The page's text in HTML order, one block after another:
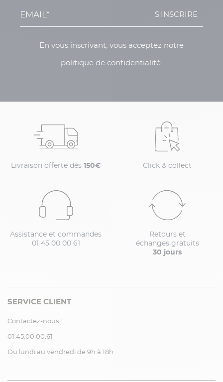
S'INSCRIRE
En vous inscrivant, vous acceptez notre
politique de confidentialité.
Livraison offerte dès 150€ Click & collect
Assistance et commandes
01 45 00 00 61
Retours et
échanges gratuits
30 jours
SERVICE CLIENT
Contactez-nous !
01.45.00.00.61
Du lundi au vendredi de 9h à 18h